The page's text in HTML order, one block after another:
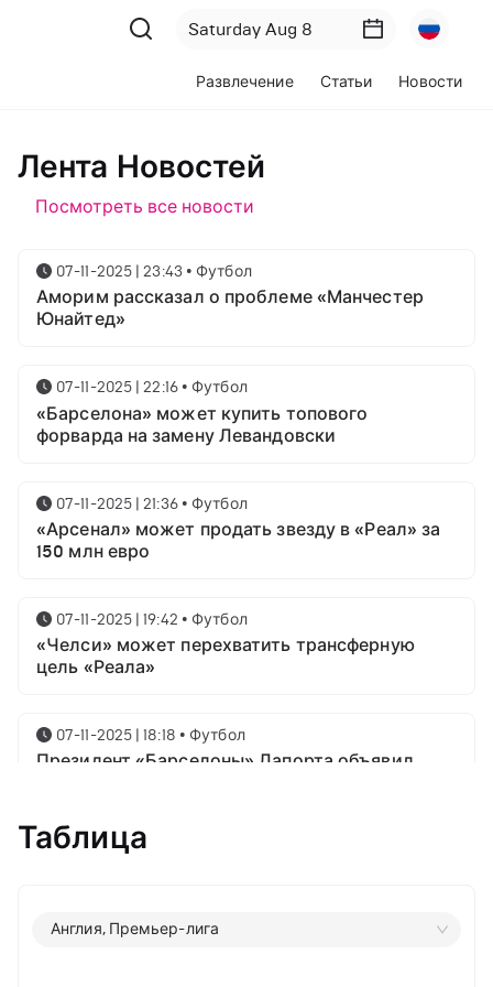
Развлечение Статьи Новости
Лента Новостей
Посмотреть все новости
07-11-2025 | 23:43 • Футбол
Аморим рассказал о проблеме «Манчестер
Юнайтед»
07-11-2025 | 22:16 • Футбол
«Барселона» может купить топового
форварда на замену Левандовски
07-11-2025 | 21:36 • Футбол
«Арсенал» может продать звезду в «Реал» за
150 млн евро
07-11-2025 | 19:42 • Футбол
«Челси» может перехватить трансферную
цель «Реала»
07-11-2025 | 18:18 • Футбол
Президент «Барселоны» Лапорта объявил
07-11-2025 | 16:23
ФИФА
Таблица
Англия, Премьер-лига